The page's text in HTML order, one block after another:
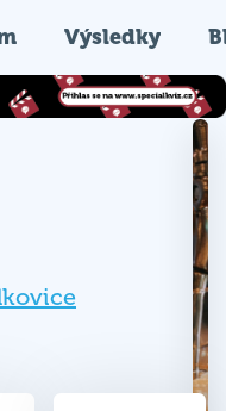
Výsledky